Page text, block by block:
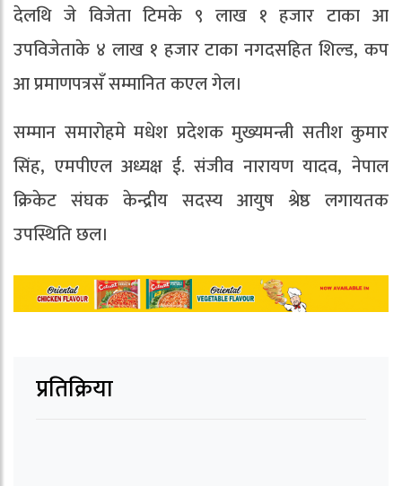
देलथि जे विजेता टिमके ९ लाख १ हजार टाका आ
उपविजेताके ४ लाख १ हजार टाका नगदसहित शिल्ड, कप
आ प्रमाणपत्रसँ सम्मानित कएल गेल।
सम्मान समारोहमे मधेश प्रदेशक मुख्यमन्त्री सतीश कुमार
सिंह, एमपीएल अध्यक्ष ई. संजीव नारायण यादव, नेपाल
क्रिकेट संघक केन्द्रीय सदस्य आयुष श्रेष्ठ लगायतक
उपस्थिति छल।
प्रतिक्रिया